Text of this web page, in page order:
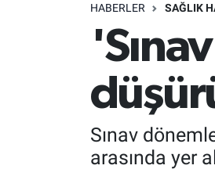
HABERLER SAĞLIK
Sınav
arasında yer
Eskişehirspor Arşivi
Eskişehir Arşivi
Ekonomi
Süper Lig Puan Durumu ve
Tüm Manşetler
Son Dakika Haberleri
Haber Arşivi